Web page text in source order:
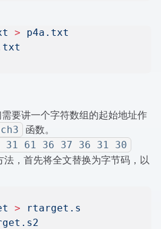
> p4a.txt
要讲一个字符数组的起始地址作
函数。
31 61 36 37 36 31 30
法，首先将全文替换为字节码，以
> rtarget.s